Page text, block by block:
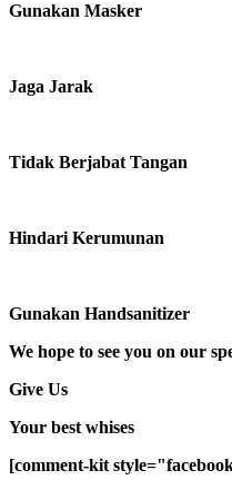
Gunakan Masker
Jaga Jarak
Tidak Berjabat Tangan
Hindari Kerumunan
Gunakan Handsanitizer
We hope to see you on our
Give Us
Your best whises
[comment-kit